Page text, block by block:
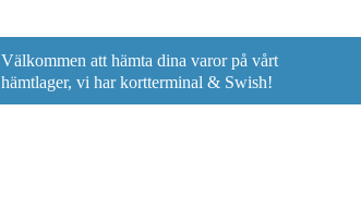
Välkommen att hämta dina varor på vårt
hämtlager, vi har kortterminal & Swish!